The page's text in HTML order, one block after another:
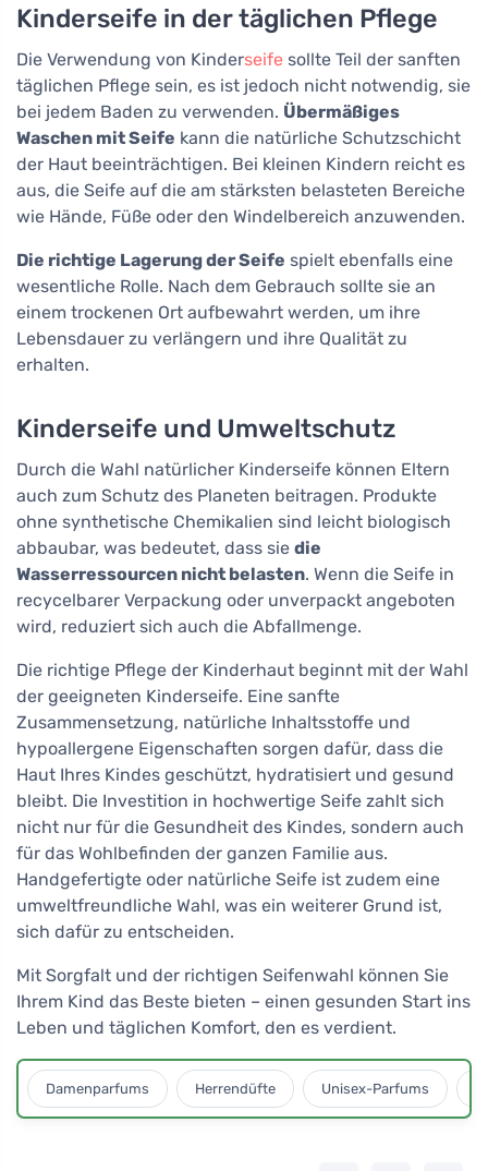
Kinderseife in der täglichen Pflege
Die Verwendung von Kinderseife sollte Teil der sanften
täglichen Pflege sein, es ist jedoch nicht notwendig, sie
bei jedem Baden zu verwenden. Übermäßiges
Waschen mit Seife kann die natürliche Schutzschicht
der Haut beeinträchtigen. Bei kleinen Kindern reicht es
aus, die Seife auf die am stärksten belasteten Bereiche
wie Hände, Füße oder den Windelbereich anzuwenden.
Die richtige Lagerung der Seife spielt ebenfalls eine
wesentliche Rolle. Nach dem Gebrauch sollte sie an
einem trockenen Ort aufbewahrt werden, um ihre
Lebensdauer zu verlängern und ihre Qualität zu
erhalten.
Kinderseife und Umweltschutz
Durch die Wahl natürlicher Kinderseife können Eltern
auch zum Schutz des Planeten beitragen. Produkte
ohne synthetische Chemikalien sind leicht biologisch
abbaubar, was bedeutet, dass sie die
Wasserressourcen nicht belasten. Wenn die Seife in
recycelbarer Verpackung oder unverpackt angeboten
wird, reduziert sich auch die Abfallmenge.
Die richtige Pflege der Kinderhaut beginnt mit der Wahl
der geeigneten Kinderseife. Eine sanfte
Zusammensetzung, natürliche Inhaltsstoffe und
hypoallergene Eigenschaften sorgen dafür, dass die
Haut Ihres Kindes geschützt, hydratisiert und gesund
bleibt. Die Investition in hochwertige Seife zahlt sich
nicht nur für die Gesundheit des Kindes, sondern auch
für das Wohlbefinden der ganzen Familie aus.
Handgefertigte oder natürliche Seife ist zudem eine
umweltfreundliche Wahl, was ein weiterer Grund ist,
sich dafür zu entscheiden.
Mit Sorgfalt und der richtigen Seifenwahl können Sie
Ihrem Kind das Beste bieten – einen gesunden Start ins
Leben und täglichen Komfort, den es verdient.
Damenparfums Herrendüfte Unisex-Parfums